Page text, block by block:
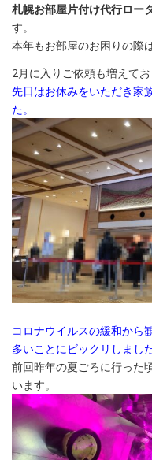
札幌お部屋片付け代行ロー
す。
本年もお部屋のお困りの際
2月に入りご依頼も増えてお
先日はお休みをいただき家
た。
コロナウイルスの緩和から
多いことにビックリしました
前回昨年の夏ごろに行った
います。